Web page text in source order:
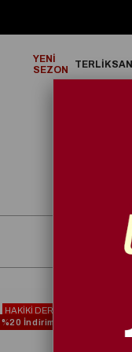
YENİ
SEZON
TERLİK
%20 İndirim
HAKİKİ DERİ